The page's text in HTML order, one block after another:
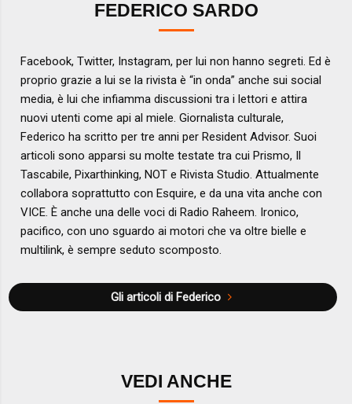
FEDERICO SARDO
Facebook, Twitter, Instagram, per lui non hanno segreti. Ed è
proprio grazie a lui se la rivista è “in onda” anche sui social
media, è lui che infiamma discussioni tra i lettori e attira
nuovi utenti come api al miele. Giornalista culturale,
Federico ha scritto per tre anni per Resident Advisor. Suoi
articoli sono apparsi su molte testate tra cui Prismo, Il
Tascabile, Pixarthinking, NOT e Rivista Studio. Attualmente
collabora soprattutto con Esquire, e da una vita anche con
VICE. È anche una delle voci di Radio Raheem. Ironico,
pacifico, con uno sguardo ai motori che va oltre bielle e
multilink, è sempre seduto scomposto.
Gli articoli di Federico
VEDI ANCHE